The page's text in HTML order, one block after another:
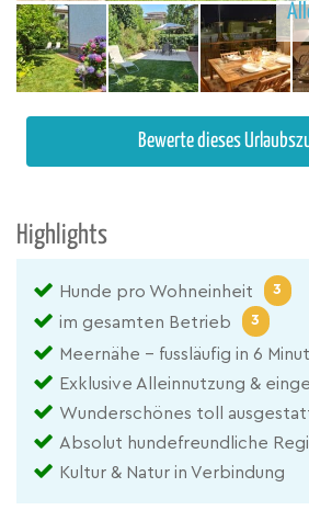
Bewerte dieses
Highlights
Hunde pro Wohneinheit 3
im gesamten Betrieb 3
Meernähe - fussläufig in 6
Exklusive Alleinnutzung &
Wunderschönes toll
Absolut hundefreundliche
Kultur & Natur in Verbindung